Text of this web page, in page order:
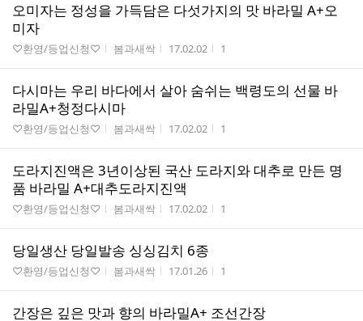
오미자는 정성을 가득담은 다섯가지의 맛 바라밀 A+오
미자
게시판명
♡환영/등업신청♡ 작성자
봄과새싹 작성시간
17.02.02 조회수
1
다시마는 우리 바다에서 살아 숨쉬는 백령도의 선물 바
라밀A+청정다시마
게시판명
♡환영/등업신청♡ 작성자
봄과새싹 작성시간
17.02.02 조회수
1
도라지진액은 3년이상된 국산 도라지와 대추로 만든 명
품 바라밀 A+대추도라지진액
게시판명
♡환영/등업신청♡ 작성자
봄과새싹 작성시간
17.02.02 조회수
1
당일생산 당일발송 싱싱김치 6종
게시판명
♡환영/등업신청♡ 작성자
봄과새싹 작성시간
17.01.26 조회수
1
간장은 깊은 맛과 향의 바라밀A+ 조선간장